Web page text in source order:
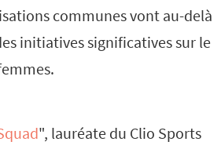
communes vont au-delà
initiatives significatives sur le
", lauréate du Clio Sports